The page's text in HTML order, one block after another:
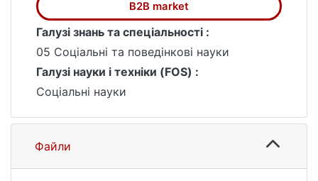
B2B market
Галузі знань та спеціальності :
05 Соціальні та поведінкові науки
Галузі науки і техніки (FOS) :
Соціальні науки
Файли